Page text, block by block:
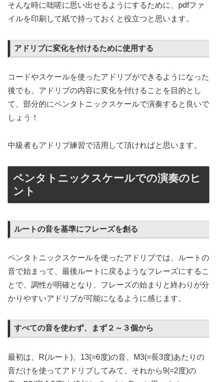
そんな時に咄嗟に思い出せるようにするために、pdfファ
イルを印刷して紙で持っておくと役立つと思います。
アドリブに変化を付けるために使用する
コードやスケールを使ったアドリブができるようになった
後でも、アドリブの内容に変化を付けることを目的とし
て、部分的にペンタトニックスケールで演奏すると良いで
しょう！
中級者もアドリブ練習で活用して頂ければと思います。
ペンタトニックスケールでの演奏のヒ
ント
ルートの音を基準にフレーズを創る
ペンタトニックスケールを使ったアドリブでは、ルートの
音で始まって、最後ルートに戻るようなフレーズにするこ
とで、調性が明確となり、フレーズの始まりと終わりが分
かりやすいアドリブが可能になるように感じます。
すべての音を使わず、まず２～３個から
最初は、R(ルート)、13(=6度)の音、M3(=長3度)あたりの
音だけを使ってアドリブしてみて、それから9(=2度)の